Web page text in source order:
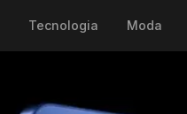
Tecnologia Moda